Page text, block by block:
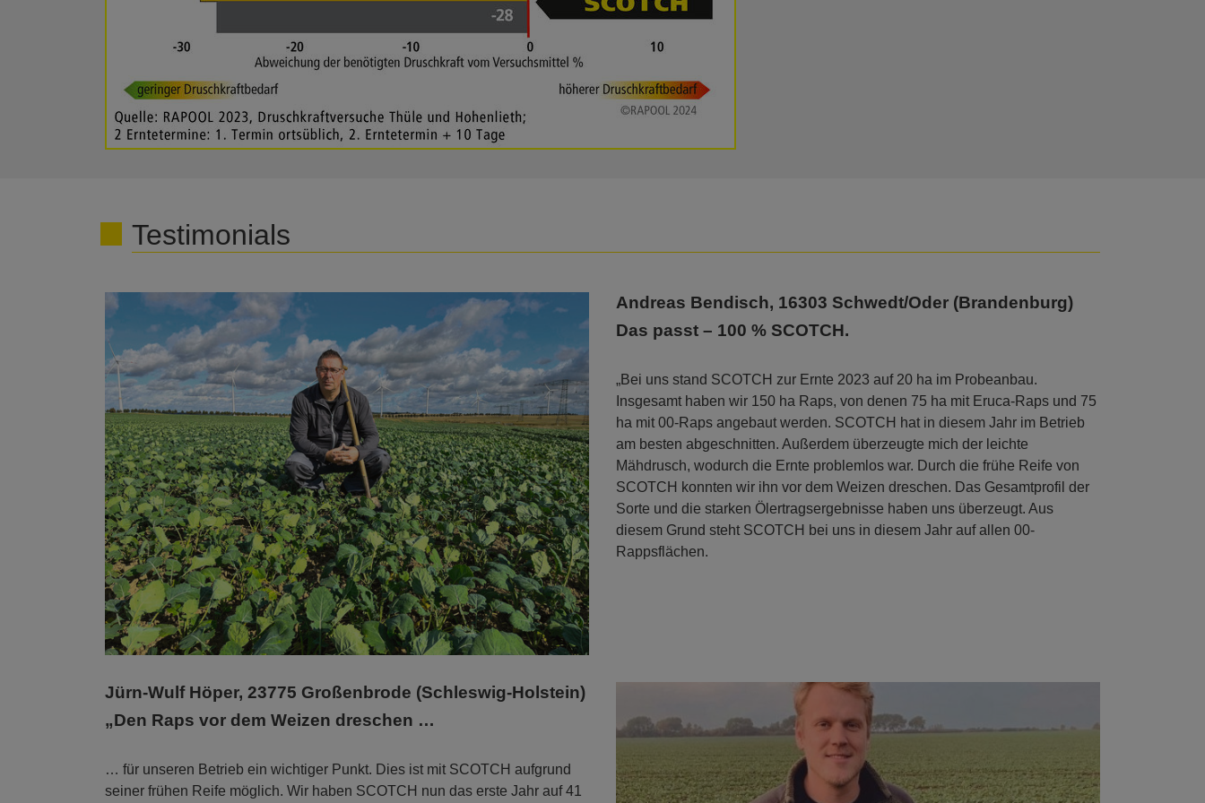
Testimonials
Andreas Bendisch, 16303 Schwedt/Oder (Brandenburg)
Das passt – 100 % SCOTCH.
„Bei uns stand SCOTCH zur Ernte 2023 auf 20 ha im Probeanbau.
Insgesamt haben wir 150 ha Raps, von denen 75 ha mit Eruca-Raps und 75
ha mit 00-Raps angebaut werden. SCOTCH hat in diesem Jahr im Betrieb
am besten abgeschnitten. Außerdem überzeugte mich der leichte
Mähdrusch, wodurch die Ernte problemlos war. Durch die frühe Reife von
SCOTCH konnten wir ihn vor dem Weizen dreschen. Das Gesamtprofil der
Sorte und die starken Ölertragsergebnisse haben uns überzeugt. Aus
diesem Grund steht SCOTCH bei uns in diesem Jahr auf allen 00-
Rappsflächen.
Jürn-Wulf Höper, 23775 Großenbrode (Schleswig-Holstein)
„Den Raps vor dem Weizen dreschen …
… für unseren Betrieb ein wichtiger Punkt. Dies ist mit SCOTCH aufgrund
seiner frühen Reife möglich. Wir haben SCOTCH nun das erste Jahr auf 41